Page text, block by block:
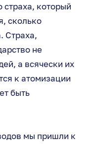
страха, который
сколько
Страха,
не
а всячески их
к атомизации
быть
мы пришли к